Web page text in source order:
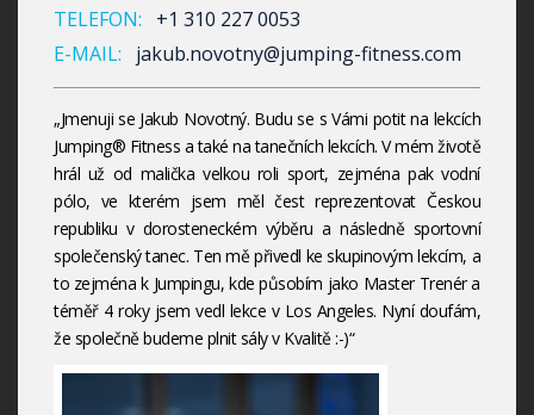
TELEFON:
+1 310 227 0053
E-MAIL:
jakub.novotny@jumping-fitness.com
„Jmenuji se Jakub Novotný. Budu se s Vámi potit na lekcích
Jumping® Fitness a také na tanečních lekcích. V mém životě
hrál už od malička velkou roli sport, zejména pak vodní
pólo, ve kterém jsem měl čest reprezentovat Českou
republiku v dorosteneckém výběru a následně sportovní
společenský tanec. Ten mě přivedl ke skupinovým lekcím, a
to zejména k Jumpingu, kde působím jako Master Trenér a
téměř 4 roky jsem vedl lekce v Los Angeles. Nyní doufám,
že společně budeme plnit sály v Kvalitě :-)“